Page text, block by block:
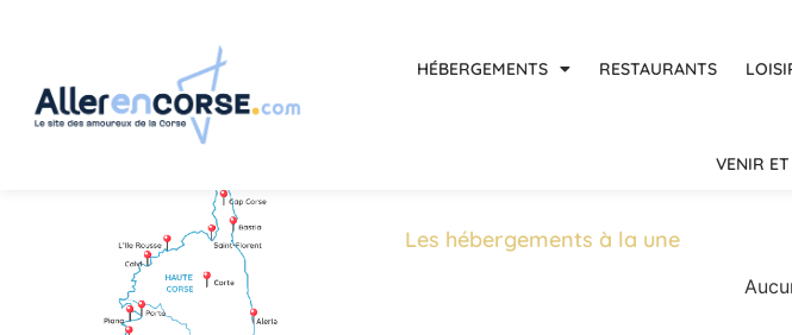
HÉBERGEMENTS RESTAURANTS
VENIR
Les hébergements à la une